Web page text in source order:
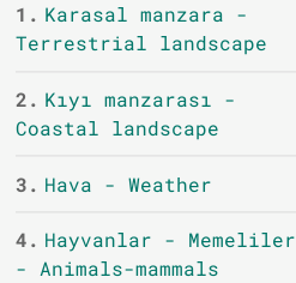
1. Karasal manzara -
Terrestrial landscape
2. Kıyı manzarası -
Coastal landscape
3. Hava - Weather
4. Hayvanlar - Memeliler
- Animals-mammals